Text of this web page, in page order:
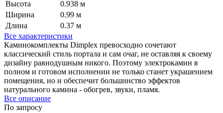
Высота
0.938 м
Ширина
0.99 м
Длина
0.37 м
Все характеристики
Каминокомплекты Dimplex превосходно сочетают
классический стиль портала и сам очаг, не оставляя к своему
дизайну равнодушным никого. Поэтому электрокамин в
полном и готовом исполнении не только станет украшением
помещения, но и обеспечит большинство эффектов
натурального камина - обогрев, звуки, пламя.
Все описание
По запросу